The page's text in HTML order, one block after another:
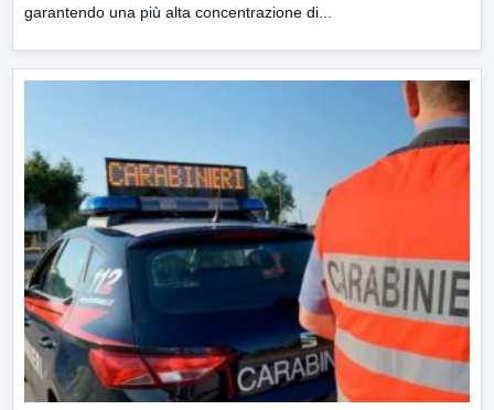
garantendo una più alta concentrazione di...